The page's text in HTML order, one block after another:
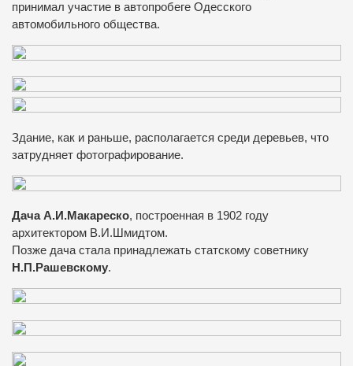
принимал участие в автопробеге Одесского
автомобильного общества.
Здание, как и раньше, располагается среди деревьев, что
затрудняет фотографирование.
Дача А.И.Макареско, построенная в 1902 году
архитектором В.И.Шмидтом.
Позже дача стала принадлежать статскому советнику
Н.П.Рашевскому.